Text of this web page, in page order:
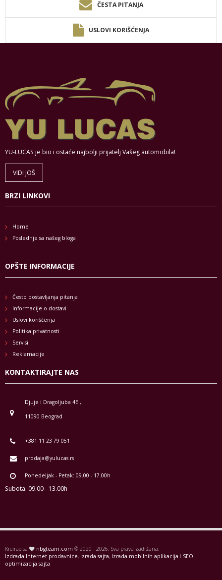
ČESTA PITANJA
USLOVI KORIŠĆENJA
YU-LUCAS je bio i ostaće najbolji prijatelj Vašeg automobila!
VIDI JOŠ
BRZI LINKOVI
Home
Poslednje sa našeg bloga
OPŠTE INFORMACIJE
Često postavljanja pitanja
Informacije o dostavi
Uslovi korišćenja
Politika privatnosti
Servisi
Reklamacije
KONTAKTIRAJTE NAS
Djuje i Dragoljuba 4E ,
11090 Beograd
+381 11 23 79 051
prodaja@yulucas.rs
Ponedeljak - Petak: 09.00 - 17.00h
Subota: 09.00 - 13.00h
Kreirao sa nbgteam.com © 2020 - 2026. Sva prava zadržana.
Izdrada Internet prodavnice, Izrada sajta, Izrada mobilnih aplikacija i SEO
optimizacija sajta